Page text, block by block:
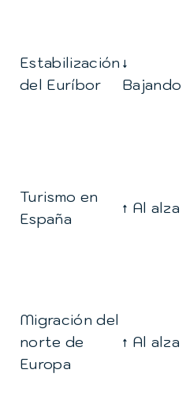
Estabilización
del Euríbor
↓
Bajando
Turismo en
España
↑ Al alza
Migración del
norte de
Europa
↑ Al alza